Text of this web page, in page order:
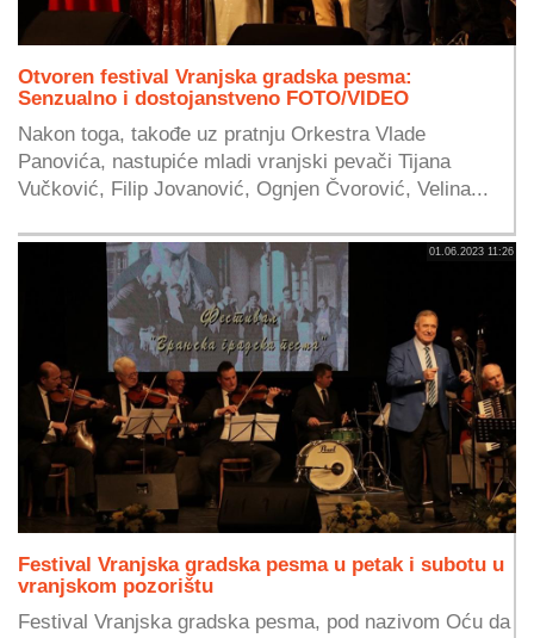
Otvoren festival Vranjska gradska pesma:
Senzualno i dostojanstveno FOTO/VIDEO
Nakon toga, takođe uz pratnju Orkestra Vlade
Panovića, nastupiće mladi vranjski pevači Tijana
Vučković, Filip Jovanović, Ognjen Čvorović, Velina...
01.06.2023 11:26
Festival Vranjska gradska pesma u petak i subotu u
vranjskom pozorištu
Festival Vranjska gradska pesma, pod nazivom Oću da